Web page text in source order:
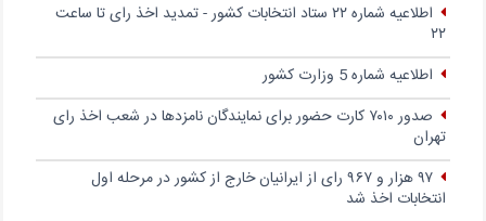
اطلاعیه شماره ۲۲ ستاد انتخابات کشور - تمدید اخذ رای تا ساعت
۲۲
اطلاعیه شماره 5 وزارت کشور
صدور ۷۰۱۰ کارت حضور برای نمایندگان نامزدها در شعب اخذ رای
تهران
۹۷ هزار و ۹۶۷ رای از ایرانیان خارج از کشور در مرحله اول
انتخابات اخذ شد